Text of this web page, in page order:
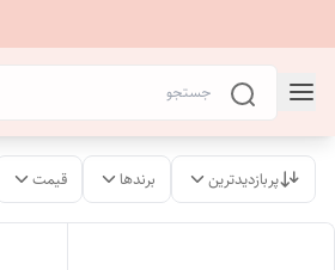
پربازدیدترین برندها قیمت